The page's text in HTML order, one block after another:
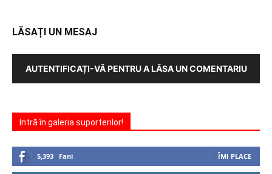
LĂSAȚI UN MESAJ
AUTENTIFICAȚI-VĂ PENTRU A LĂSA UN COMENTARIU
Intră în galeria suporterilor!
5,393 Fani ÎMI PLACE